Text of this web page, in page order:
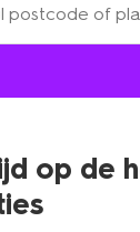
op de